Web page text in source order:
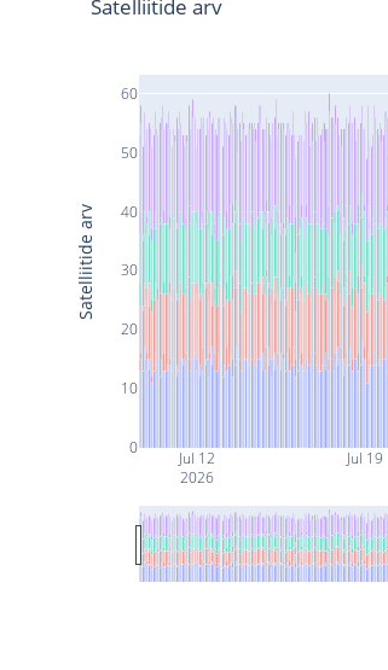
Jul 12
2026
Jul 19
0
10
20
30
40
50
60
Satelliitide arv
Satelliitide arv